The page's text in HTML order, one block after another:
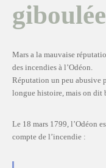
Mars a la mauvaise
des incendies à l’Odéon.
Réputation un peu abusive
longue histoire, mais on dit
Le 18 mars 1799, l’Odéon
compte de l’incendie :